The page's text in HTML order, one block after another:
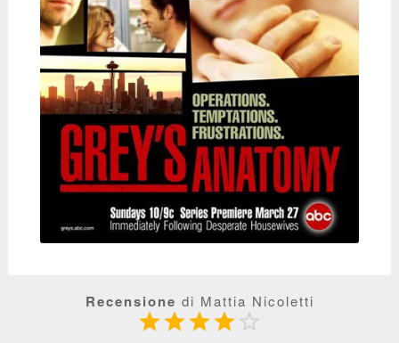
Recensione di Mattia Nicoletti
 